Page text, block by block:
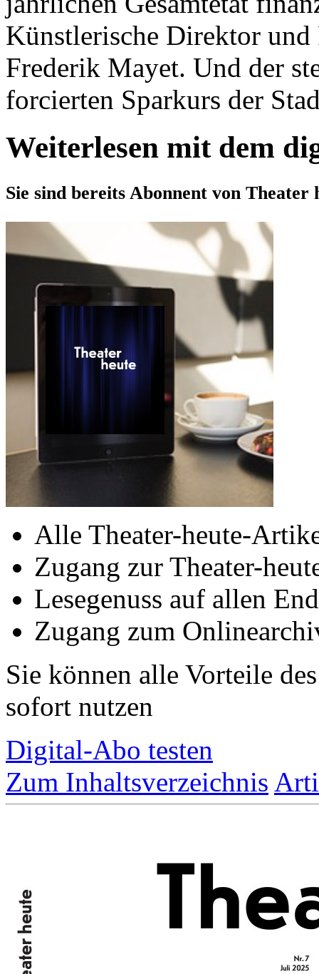
Künstlerische Direktor und
Frederik Mayet. Und der
forcierten Sparkurs der
Weiterlesen mit dem
Sie sind bereits Abonnent von Theater
Alle Theater-heute-
Zugang zur Theater-
Lesegenuss auf allen
Zugang zum
Sie können alle Vorteile
sofort nutzen
Digital-Abo testen
Zum Inhaltsverzeichnis